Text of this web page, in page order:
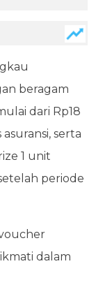
beragam
dari Rp18
serta
1 unit
periode
dalam